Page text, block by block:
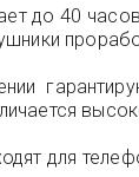
до 40
для